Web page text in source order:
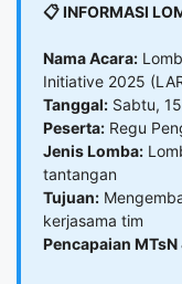
📋 INFORMASI
Nama Acara:
Initiative 2025
Tanggal: Sabtu,
Peserta: Regu
Jenis Lomba:
tantangan
Tujuan:
kerjasama tim
Pencapaian MTsN